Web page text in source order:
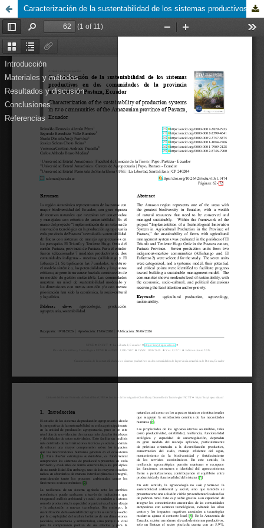
Caracterización de la sustentabilidad de los sistemas productivos en dos comunidades de la provincia amazónica de Pastaza, Ecuador